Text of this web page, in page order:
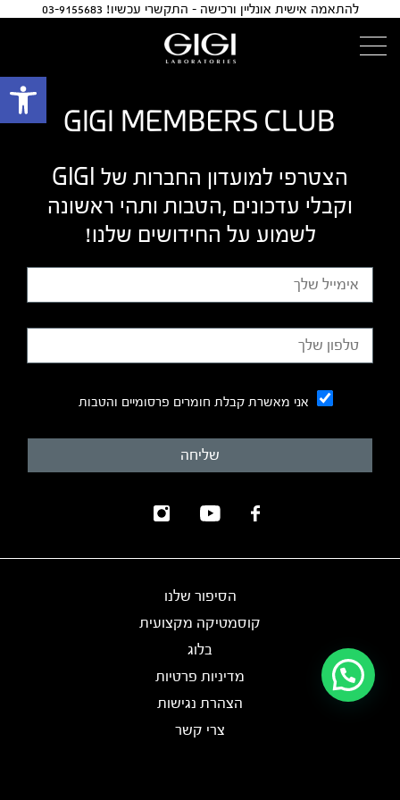
להתאמה אישית אונליין ורכישה - התקשרי עכשיו! 03-9155683
GIGI MEMBERS CLUB
הצטרפי למועדון החברות של GIGI
וקבלי עדכונים ,הטבות ותהי ראשונה
לשמוע על החידושים שלנו!
אני מאשרת קבלת חומרים פרסומיים והטבות
הסיפור שלנו
קוסמטיקה מקצועית
בלוג
מדיניות פרטיות
הצהרת נגישות
צרי קשר